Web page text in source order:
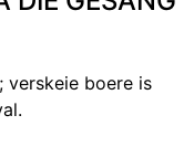
verskeie boere is